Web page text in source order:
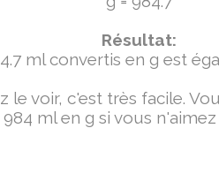
Résultat:
ml convertis en g est
le voir, c'est très facile.
ml en g si vous